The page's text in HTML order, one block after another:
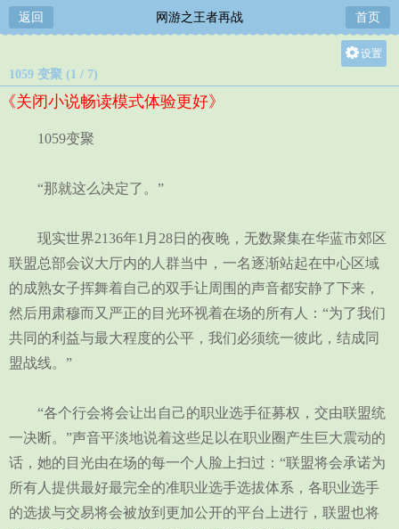
返回 网游之王者再战 首页
设置
1059 变聚 (1 / 7)
《关闭小说畅读模式体验更好》
1059变聚
“那就这么决定了。”
现实世界2136年1月28日的夜晚，无数聚集在华蓝市郊区
联盟总部会议大厅内的人群当中，一名逐渐站起在中心区域
的成熟女子挥舞着自己的双手让周围的声音都安静了下来，
然后用肃穆而又严正的目光环视着在场的所有人：“为了我们
共同的利益与最大程度的公平，我们必须统一彼此，结成同
盟战线。”
“各个行会将会让出自己的职业选手征募权，交由联盟统
一决断。”声音平淡地说着这些足以在职业圈产生巨大震动的
话，她的目光由在场的每一个人脸上扫过：“联盟将会承诺为
所有人提供最好最完全的准职业选手选拔体系，各职业选手
的选拔与交易将会被放到更加公开的平台上进行，联盟也将